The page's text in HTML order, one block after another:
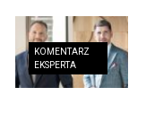
KOMENTARZ
EKSPERTA